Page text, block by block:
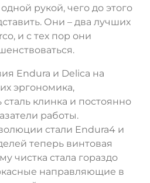
рукой, чего до этого
Они – два лучших
и с тех пор они
Endura и Delica на
эргономика,
клинка и постоянно
работы.
стали Endura4 и
теперь винтовая
чистка стала гораздо
направляющие в
НЕТ